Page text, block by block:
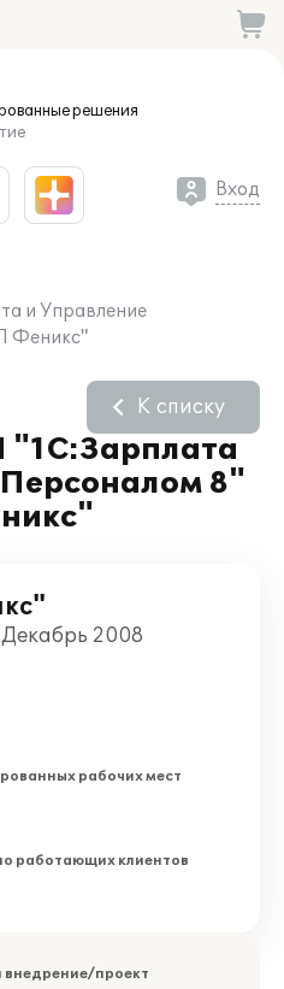
решения
Вход
и Управление
Феникс"
"1С:Зарплата
8"
К списку
2008
рабочих мест
работающих клиентов
внедрение/проект